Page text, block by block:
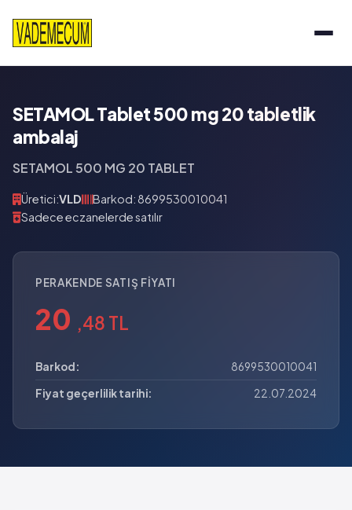
SETAMOL Tablet 500 mg 20 tabletlik
ambalaj
SETAMOL 500 MG 20 TABLET
Üretici:VLD
Barkod: 8699530010041
Sadece eczanelerde satılır
PERAKENDE SATIŞ FIYATI
20 ,48 TL
Barkod:
8699530010041
Fiyat geçerlilik tarihi:
22.07.2024